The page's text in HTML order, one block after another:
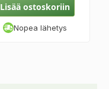
Lisää ostoskoriin
Nopea lähetys